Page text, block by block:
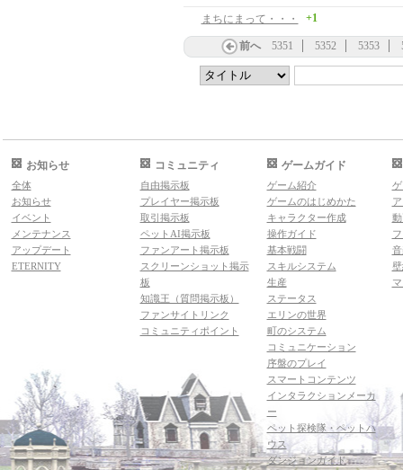
まちにまって・・・
+1
前へ 5351 5352 5353
お知らせ
全体
お知らせ
イベント
メンテナンス
アップデート
ETERNITY
コミュニティ
自由掲示板
プレイヤー掲示板
取引掲示板
ペットAI掲示板
ファンアート掲示板
スクリーンショット掲示
板
知識王（質問掲示板）
ファンサイトリンク
コミュニティポイント
ゲームガイド
ゲーム紹介
ゲームのはじめかた
キャラクター作成
操作ガイド
基本戦闘
スキルシステム
生産
ステータス
エリンの世界
町のシステム
コミュニケーション
序盤のプレイ
スマートコンテンツ
インタラクションメーカ
ー
ペット探検隊・ペットハ
ウス
ダンジョンガイド